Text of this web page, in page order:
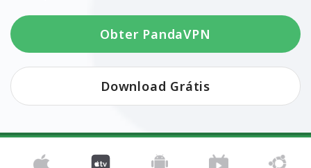
Obter PandaVPN
Download Grátis